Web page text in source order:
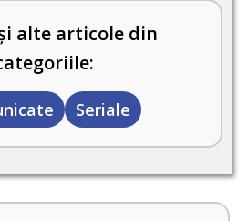
alte articole din
Seriale